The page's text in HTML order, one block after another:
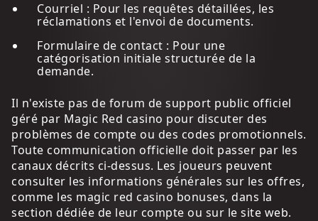
Courriel : Pour les requêtes détaillées, les
réclamations et l'envoi de documents.
Formulaire de contact : Pour une
catégorisation initiale structurée de la
demande.
Il n'existe pas de forum de support public officiel
géré par Magic Red casino pour discuter des
problèmes de compte ou des codes promotionnels.
Toute communication officielle doit passer par les
canaux décrits ci-dessus. Les joueurs peuvent
consulter les informations générales sur les offres,
comme les magic red casino bonuses, dans la
section dédiée de leur compte ou sur le site web.